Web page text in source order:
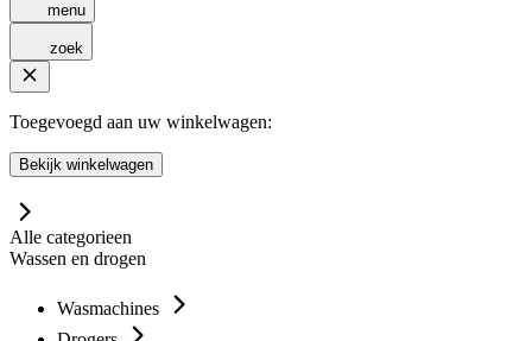
menu
zoek
Toegevoegd aan uw winkelwagen:
Bekijk winkelwagen
Alle categorieen
Wassen en drogen
Wasmachines